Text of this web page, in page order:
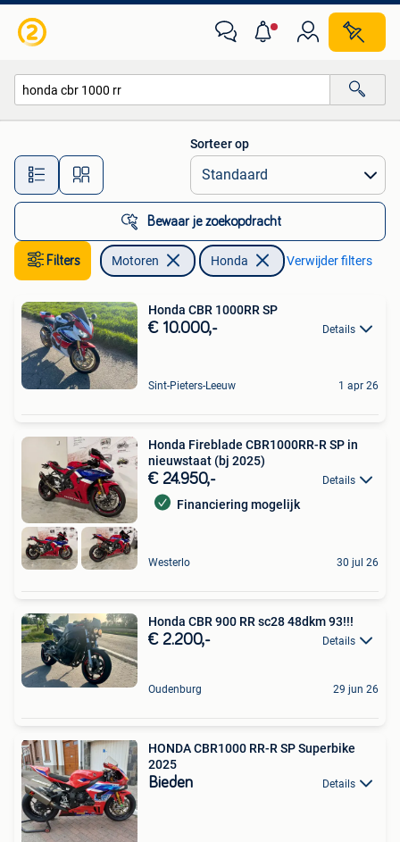
Alle afstanden…
Sorteer op
Bewaar je zoekopdracht
Filters Motoren Honda Verwijder filters
Honda CBR 1000RR SP
€ 10.000,- Details
Sint-Pieters-Leeuw 1 apr 26
Honda Fireblade CBR1000RR-R SP in
nieuwstaat (bj 2025)
€ 24.950,- Details
Financiering mogelijk
Westerlo 30 jul 26
Honda CBR 900 RR sc28 48dkm 93!!!
€ 2.200,- Details
Oudenburg 29 jun 26
HONDA CBR1000 RR-R SP Superbike
2025
Bieden Details